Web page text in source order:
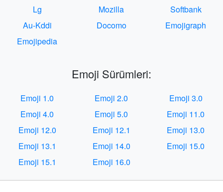
Lg
Mozilla
Softbank
Au-Kddi
Docomo
Emojigraph
Emojipedia
Emoji Sürümleri:
Emoji 1.0 Emoji 2.0
Emoji 3.0
Emoji 4.0
Emoji 5.0
Emoji 11.0
Emoji 12.0
Emoji 12.1
Emoji 13.0
Emoji 13.1
Emoji 14.0
Emoji 15.0
Emoji 15.1
Emoji 16.0